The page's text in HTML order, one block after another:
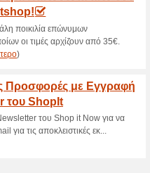
Ekptoseis
Newsletter